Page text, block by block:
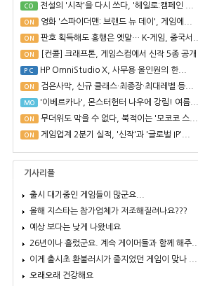
CO 전설의 '시작'을 다시 쓰다, '헤일로:캠페인 ...
ON 영화 '스파이더맨: 브랜드 뉴 데이', 게임에...
ON 판호 획득해도 흥행은 옛말… K-게임, 중국서...
ON [컨콜] 크래프톤, 게임스컴에서 신작 5종 공개
PC HP OmniStudio X, 사무용 올인원의 한...
ON 검은사막, 신규 클래스·최종장·최대레벨 등...
MO '이베르카나', 몬스터헌터 나우에 강림! 여름...
ON 무더위도 막을 수 없다, 북적이는 '모코코 스...
ON 게임업계 2분기 실적, '신작'과 '글로벌 IP'...
기사리플
출시 대기중인 게임들이 많군요...
올해 지스타는 참가업체가 저조해질려나요???
예상 보다는 낮게 나왔네요
26년이나 흘렀군요. 계속 게이머들과 함께 해주...
이게 출시초 환불러시가 줄지었던 게임이 맞나 ...
오래오래 건강해요